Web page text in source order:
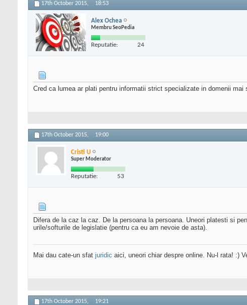
17th October 2015, 18:53
Alex Ochea
Membru SeoPedia
Reputatie: 24
Cred ca lumea ar plati pentru informatii strict specializate in domenii
17th October 2015, 19:00
Cristi U
Super Moderator
Reputatie: 53
Difera de la caz la caz. De la persoana la persoana. Uneori platesti si
urile/softurile de legislatie (pentru ca eu am nevoie de asta).
Mai dau cate-un sfat juridic aici, uneori chiar despre online. Nu-l rata! :)
17th October 2015, 19:21